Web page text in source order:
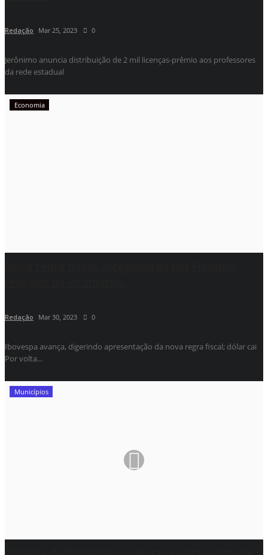
Redação Mar 25, 2023 0
Jerônimo anuncia distribuição de 2 mil licenças-prêmio aos professores
da rede estadual
Economia
Redação Mar 30, 2023 0
Ibovespa avança, digerindo apresentação da nova regra fiscal; dólar cai
Por volta...
Municípios